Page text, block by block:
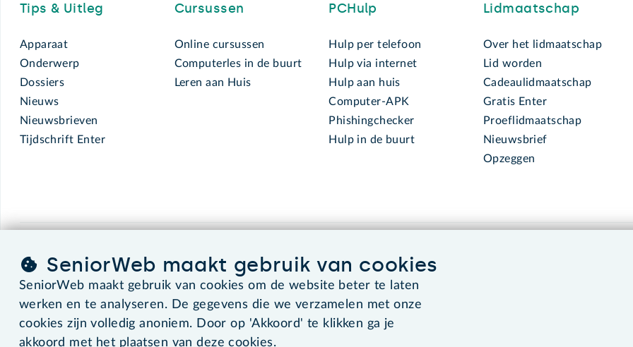
Tips & Uitleg
Apparaat
Onderwerp
Dossiers
Nieuws
Nieuwsbrieven
Tijdschrift Enter
Cursussen
Online cursussen
Computerles in de buurt
Leren aan Huis
PCHulp
Hulp per telefoon
Hulp via internet
Hulp aan huis
Computer-APK
Phishingchecker
Hulp in de buurt
Lidmaatschap
Over het lidmaatschap
Lid worden
Cadeaulidmaatschap
Gratis Enter
Proeflidmaatschap
Nieuwsbrief
Opzeggen
SeniorWeb.De computerhulp voor u.
©2026 SeniorWeb
SeniorWeb maakt gebruik van cookies
SeniorWeb maakt gebruik van cookies om de website beter te laten
werken en te analyseren. De gegevens die we verzamelen met onze
cookies zijn volledig anoniem. Door op 'Akkoord' te klikken ga je
akkoord met het plaatsen van deze cookies.